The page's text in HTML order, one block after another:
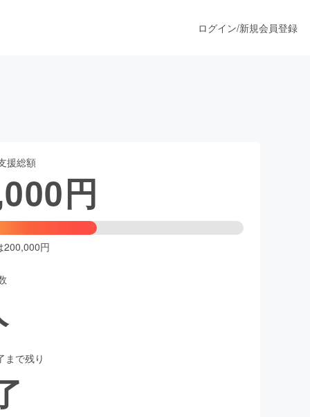
ファッション
ログイン/新規会員登録
援総額
円
200,000円
まで残り